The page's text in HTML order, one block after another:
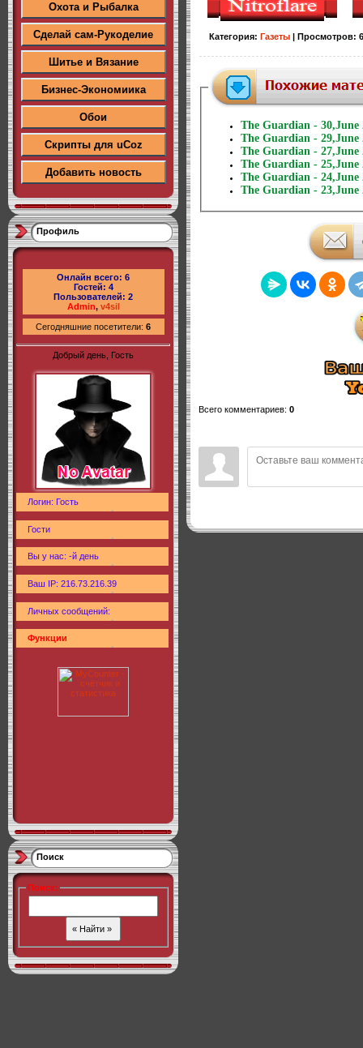
Охота и Рыбалка
Сделай сам-Рукоделие
Шитье и Вязание
Бизнес-Экономиика
Обои
Скрипты для uCoz
Добавить новость
Профиль
Онлайн всего: 6
Гостей: 4
Пользователей: 2
Admin, v4sil
Сегодняшние посетители: 6
Добрый день, Гость
Логин: Гость
Гости
Вы у нас: -й день
Ваш IP: 216.73.216.39
Личных сообщений:
Функции
Поиск
Поиск:
Категория: Газеты| Просмотров:
The Guardian - 30,June
The Guardian - 29,June
The Guardian - 27,June
The Guardian - 25,June
The Guardian - 24,June
The Guardian - 23,June
Всего комментариев: 0